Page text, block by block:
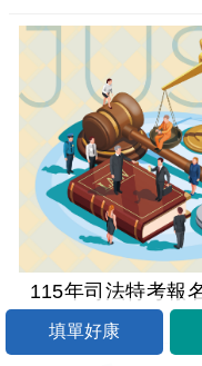
115年司法特考報
填單好康